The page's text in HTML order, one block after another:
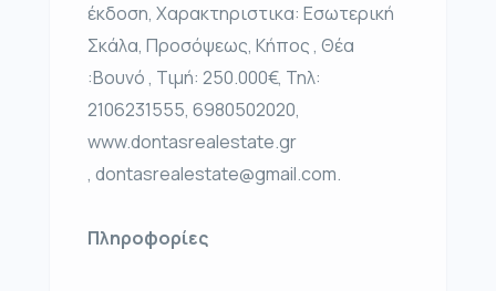
έκδοση, Χαρακτηριστικα: Εσωτερική
Σκάλα, Προσόψεως, Κήπος , Θέα
:Βουνό , Τιμή: 250.000€, Τηλ:
2106231555, 6980502020,
www.dontasrealestate.gr
, dontasrealestate@gmail.com.
Πληροφορίες